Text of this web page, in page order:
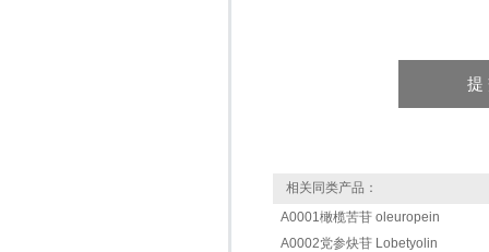
相关同类产品：
A0001橄榄苦苷 oleuropein
A0002党参炔苷 Lobetyolin